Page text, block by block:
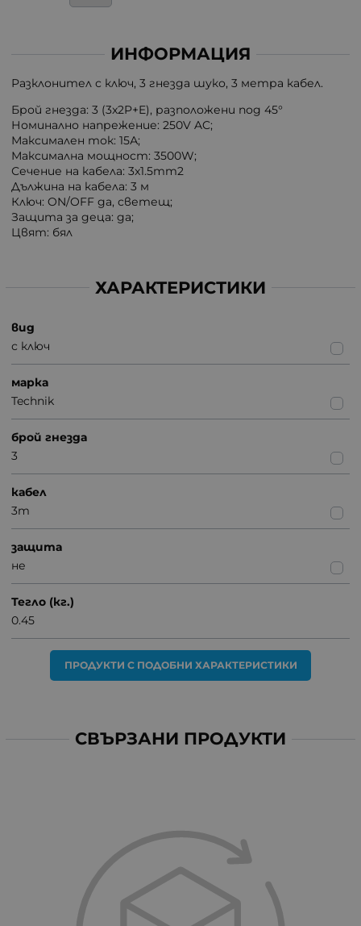
ИНФОРМАЦИЯ
Разклонител с ключ, 3 гнезда шуко, 3 метра кабел.
Брой гнезда: 3 (3x2P+E), разположени под 45°
Номинално напрежение: 250V AC;
Максимален ток: 15А;
Максимална мощност: 3500W;
Сечение на кабела: 3x1.5mm2
Дължина на кабела: 3 м
Ключ: ON/OFF да, светещ;
Защита за деца: да;
Цвят: бял
ХАРАКТЕРИСТИКИ
вид
с ключ
марка
Technik
брой гнезда
3
кабел
3m
защита
не
Тегло (кг.)
0.45
ПРОДУКТИ С ПОДОБНИ ХАРАКТЕРИСТИКИ
СВЪРЗАНИ ПРОДУКТИ